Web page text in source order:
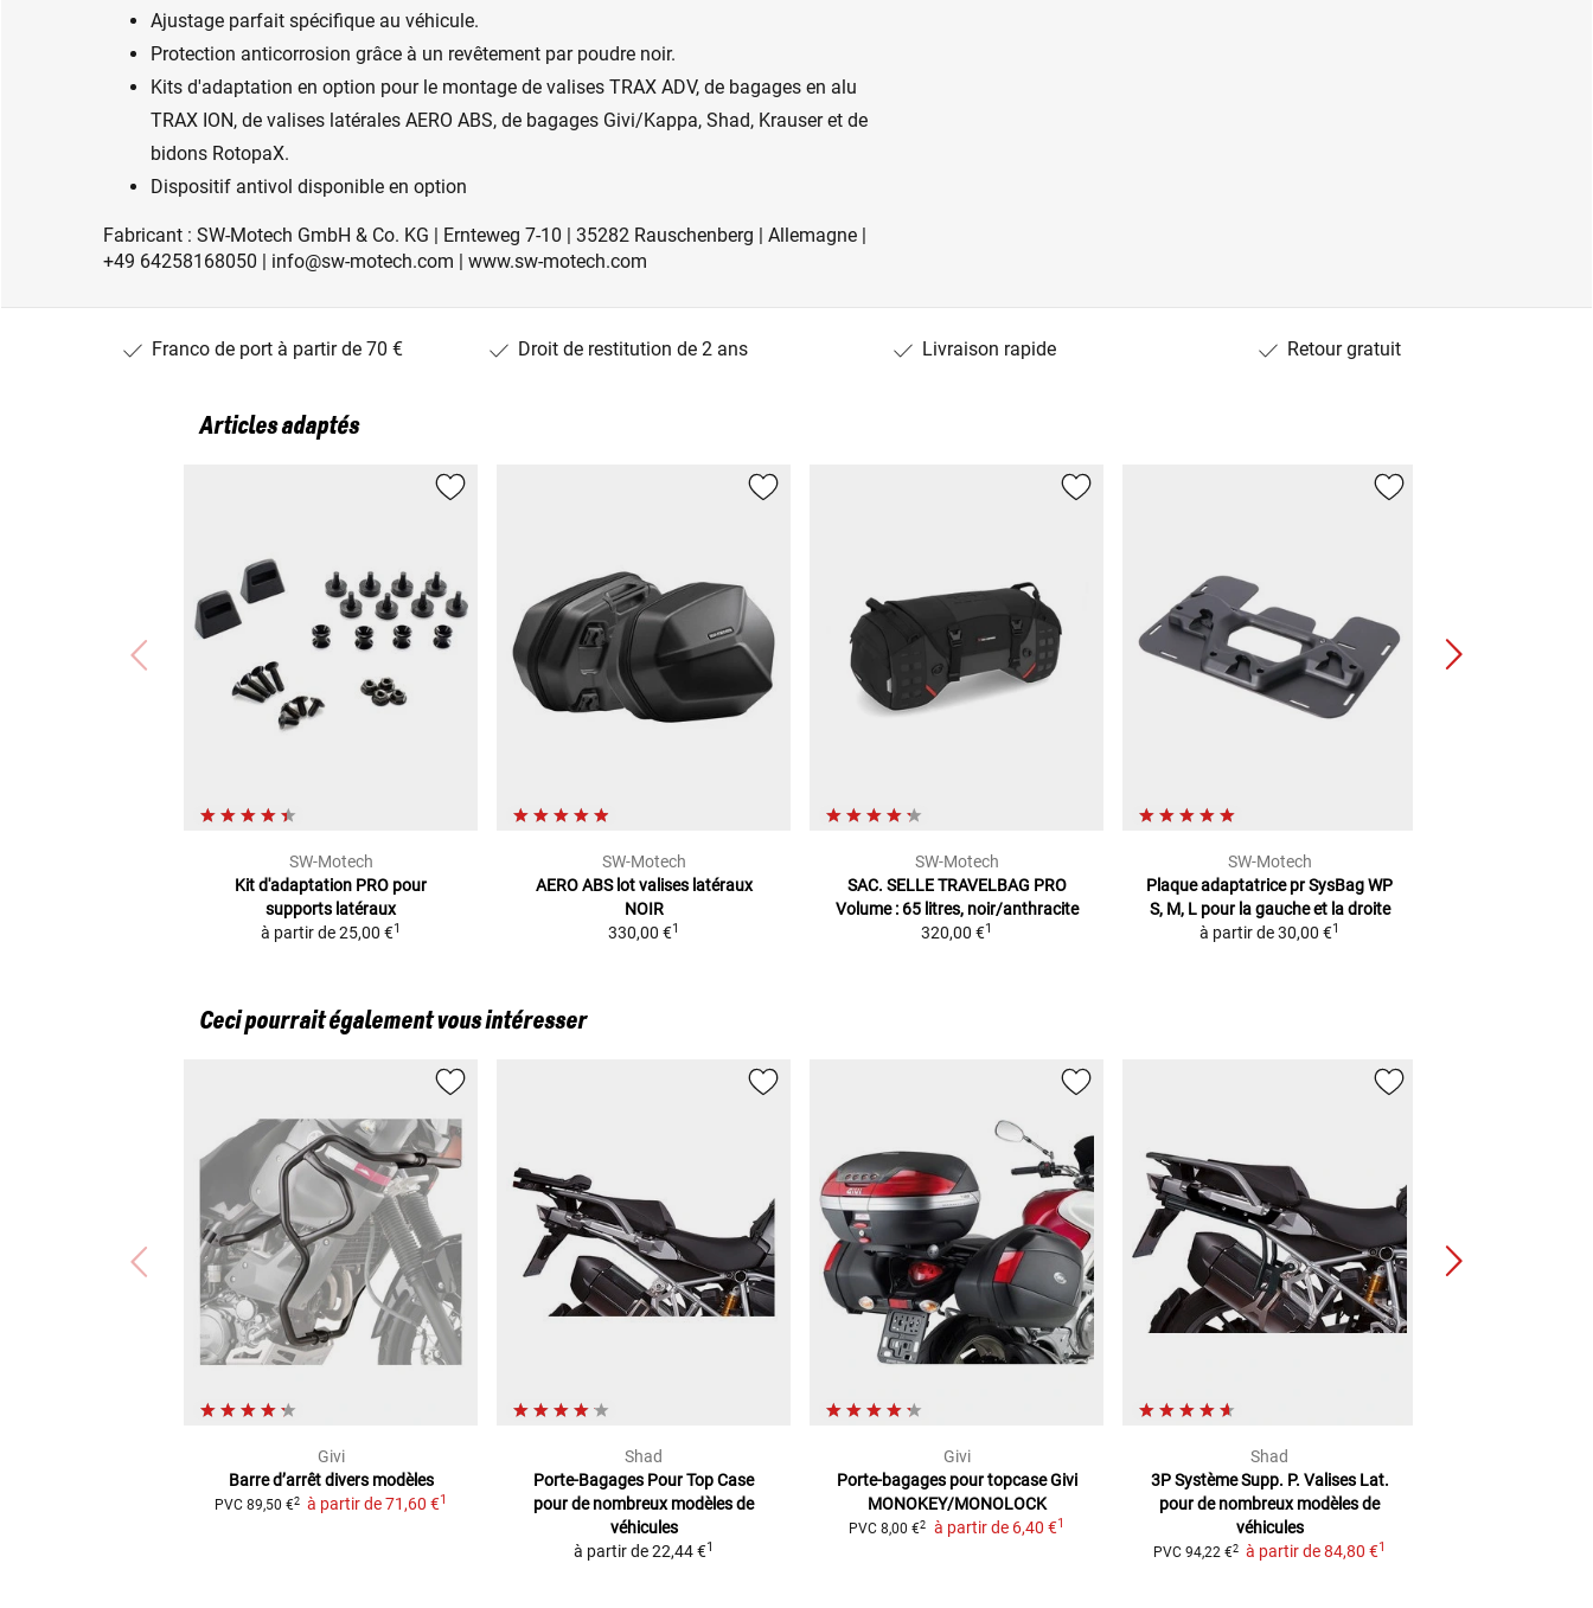
Ajustage parfait spécifique au véhicule.
Protection anticorrosion grâce à un revêtement par poudre noir.
Kits d'adaptation en option pour le montage de valises TRAX ADV, de bagages en alu
TRAX ION, de valises latérales AERO ABS, de bagages Givi/Kappa, Shad, Krauser et de
bidons RotopaX.
Dispositif antivol disponible en option
Fabricant : SW-Motech GmbH & Co. KG | Ernteweg 7-10 | 35282 Rauschenberg | Allemagne |
+49 64258168050 | info@sw-motech.com | www.sw-motech.com
Franco de port à partir de 70 € Droit de restitution de 2 ans Livraison rapide Retour gratuit
Articles adaptés
SW-Motech
Kit d'adaptation PRO pour
supports latéraux
à partir de25,00 €1
SW-Motech
AERO ABS lot valises latéraux
NOIR
330,00 €1
SW-Motech
SAC. SELLE TRAVELBAG PRO
Volume : 65 litres, noir/anthracite
320,00 €1
SW-Motech
Plaque adaptatrice pr SysBag WP
S, M, L pour la gauche et la droite
à partir de30,00 €1
Ceci pourrait également vous intéresser
Givi
Barre d’arrêt divers modèles
PVC 89,50 €2 à partir de71,60 €1
Shad
Porte-Bagages Pour Top Case
pour de nombreux modèles de
véhicules
à partir de22,44 €1
Givi
Porte-bagages pour topcase Givi
MONOKEY/MONOLOCK
PVC 8,00 €2 à partir de 6,40 €1
Shad
3P Système Supp. P. Valises Lat.
pour de nombreux modèles de
véhicules
PVC 94,22 €2 à partir de84,80 €1